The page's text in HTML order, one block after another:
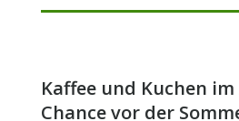
Kaffee und Kuchen
Chance vor der